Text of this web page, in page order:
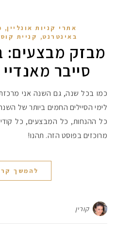
אתרי קניות אונליין,
באינטרנט, קניית
מבזק מבצעים:
סייבר מאנדיי
כמו בכל שנה, גם השנה אני מרכזת לכם את כל המבצעים אונליין
לימי הסיילים החמים ביותר של
כל ההנחות, כל המבצעים, כל
מרוכזים בפוסט הזה. תהנו!
להמשך
קורין